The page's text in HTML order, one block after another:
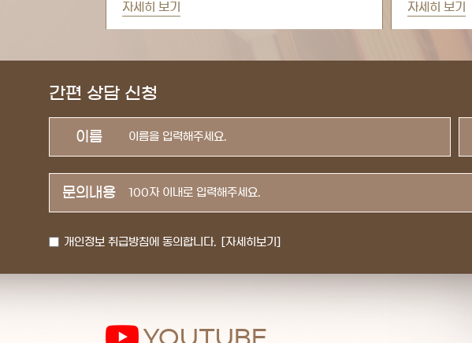
자세히 보기
자세히 보기
간편 상담 신청
이름
문의내용
개인정보 취급방침에 동의합니다. [자세히보기]
YOUTUBE